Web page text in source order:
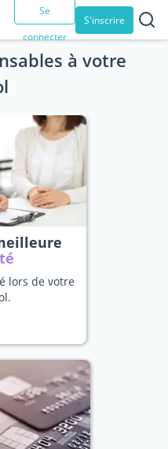
Se
connecter
S'inscrire
à votre
lors de votre